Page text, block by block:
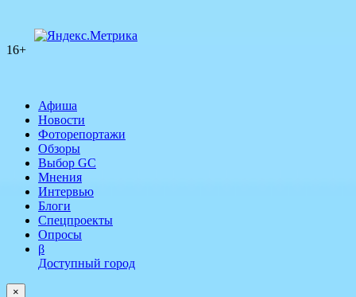
16+
Афиша
Новости
Фоторепортажи
Обзоры
Выбор GC
Мнения
Интервью
Блоги
Спецпроекты
Опросы
β
Доступный город
×